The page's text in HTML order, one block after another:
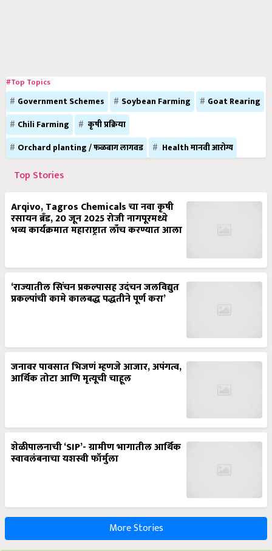
#Top Topics
Government Schemes Soybean Farming
Goat Rearing
Chili Farming
कृषी प्रक्रिया
Orchard planting / फळबाग लागवड
Health मानवी आरोग्य
Top Stories
Arqivo, Tagros Chemicals चा नवा कृषी
रसायन ब्रँड, 20 जून 2025 रोजी नागपूरमध्ये
भव्य कार्यक्रमात महाराष्ट्रात लाँच करण्यात आला
‘राज्यातील सिंचन प्रकल्पासह उदंचन जलविद्युत
प्रकल्पांची कामे कालबद्ध पद्धतीने पूर्ण करा’
जनावर पावसात भिजणं म्हणजे आजार, अपंगत्व,
आर्थिक तोटा आणि मृत्यूची चाहूल
शेळीपालनाची ‘SIP’- ग्रामीण भागातील आर्थिक
स्वावलंबनाचा यशस्वी फॉर्मुला
More Stories